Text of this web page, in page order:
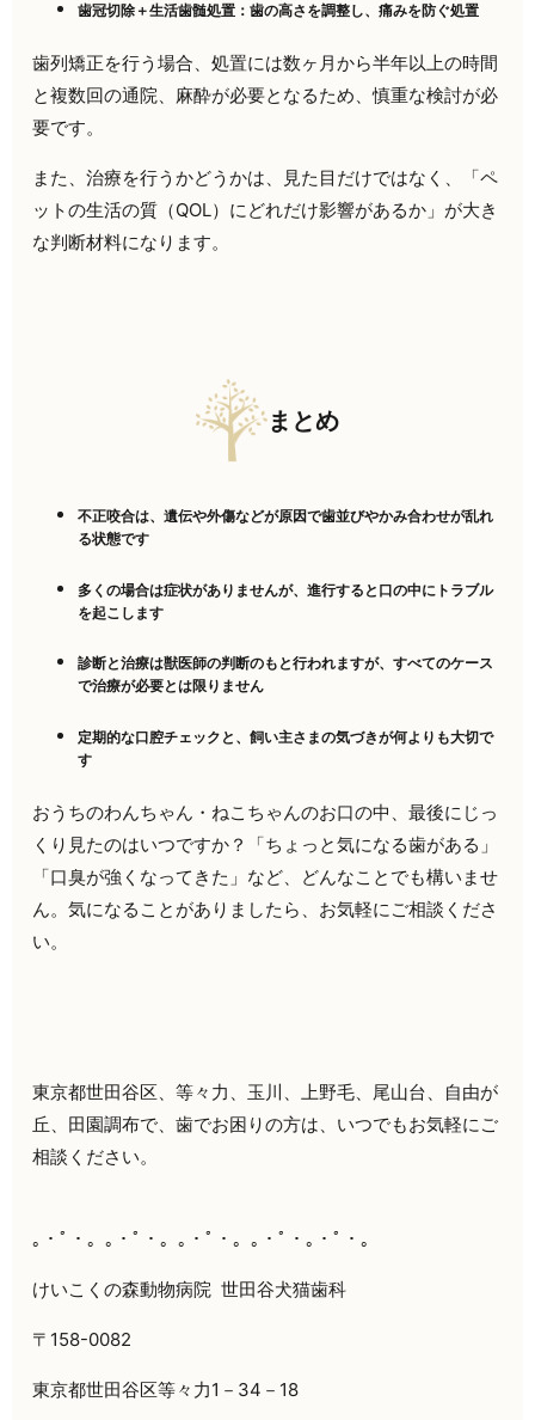
歯冠切除＋生活歯髄処置：歯の高さを調整し、痛みを防ぐ処置
歯列矯正を行う場合、処置には数ヶ月から半年以上の時間
と複数回の通院、麻酔が必要となるため、慎重な検討が必
要です。
また、治療を行うかどうかは、見た目だけではなく、「ペ
ットの生活の質（QOL）にどれだけ影響があるか」が大き
な判断材料になります。
まとめ
不正咬合は、遺伝や外傷などが原因で歯並びやかみ合わせが乱れ
る状態です
多くの場合は症状がありませんが、進行すると口の中にトラブル
を起こします
診断と治療は獣医師の判断のもと行われますが、すべてのケース
で治療が必要とは限りません
定期的な口腔チェックと、飼い主さまの気づきが何よりも大切で
す
おうちのわんちゃん・ねこちゃんのお口の中、最後にじっ
くり見たのはいつですか？「ちょっと気になる歯がある」
「口臭が強くなってきた」など、どんなことでも構いませ
ん。気になることがありましたら、お気軽にご相談くださ
い。
東京都世田谷区、等々力、玉川、上野毛、尾山台、自由が
丘、田園調布で、歯でお困りの方は、いつでもお気軽にご
相談ください。
｡・ﾟ・。｡・ﾟ・。｡・ﾟ・。｡・ﾟ・｡・ﾟ・。
けいこくの森動物病院 世田谷犬猫歯科
〒158-0082
東京都世田谷区等々力1－34－18